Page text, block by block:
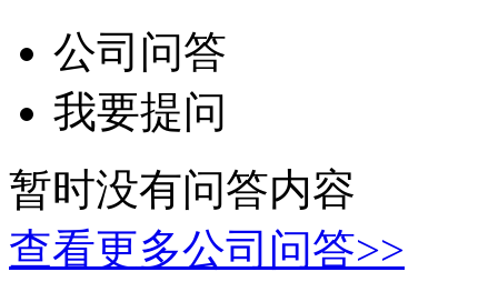
公司问答
我要提问
暂时没有问答内容
查看更多公司问答>>